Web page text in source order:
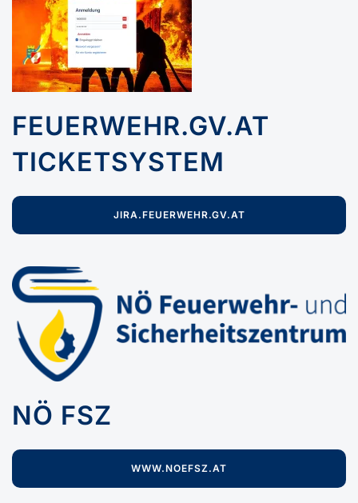
FEUERWEHR.GV.AT
TICKETSYSTEM
JIRA.FEUERWEHR.GV.AT
NÖ FSZ
WWW.NOEFSZ.AT